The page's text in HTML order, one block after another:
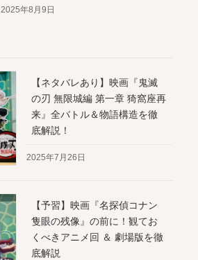
2025年8月9日
【ネタバレあり】映画『鬼滅
の刃 無限城編 第一章 猗窩座再
来』全バトル＆物語構造を徹
底解説！
2025年7月26日
【予習】映画『名探偵コナン
隻眼の残像』の前に！観てお
くべきアニメ回 ＆ 劇場版を徹
底解説